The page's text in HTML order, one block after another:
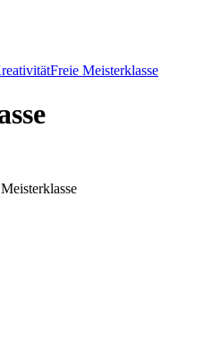
Freie Meisterklasse